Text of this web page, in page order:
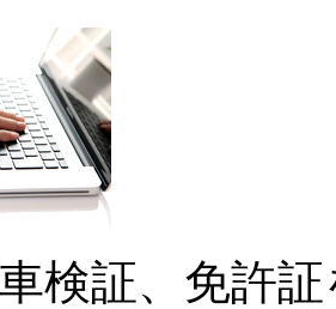
検証、免許